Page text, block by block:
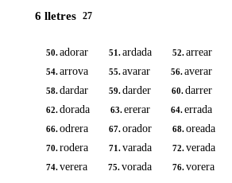
6 lletres 27
50.adorar 51.ardada 52.arrear
54.arrova 55.avarar 56.averar
58.dardar 59.darder 60.darrer
62.dorada 63.ererar 64.errada
66.odrera 67.orador 68.oreada
70.rodera 71.varada 72.verada
74.verera 75.vorada 76.vorera